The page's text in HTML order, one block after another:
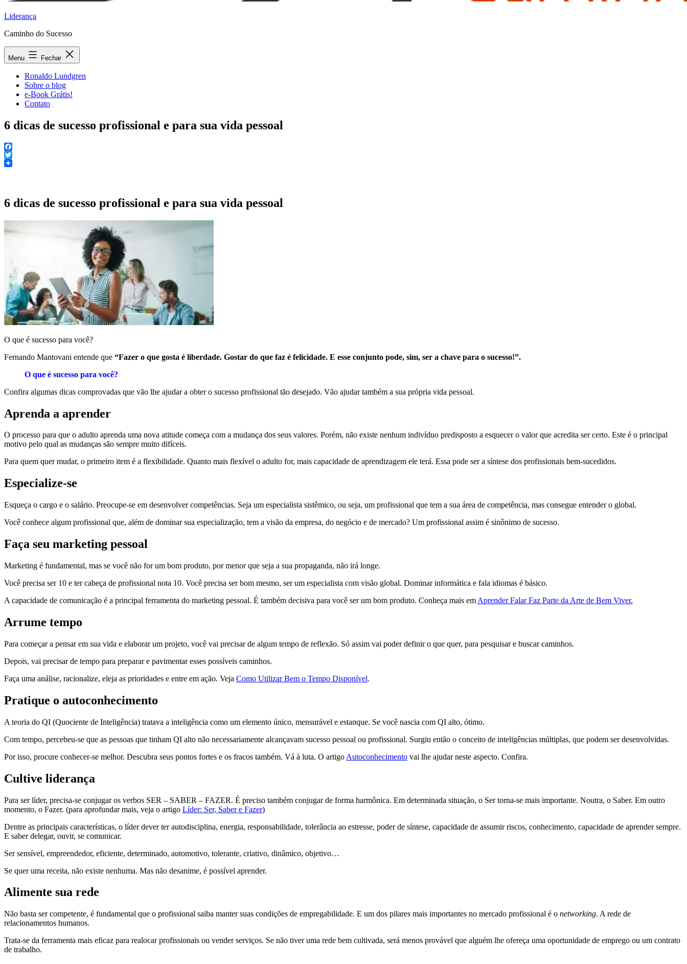
Liderança
Caminho do Sucesso
Menu Fechar
Ronaldo Lundgren
Sobre o blog
e-Book Grátis!
Contato
6 dicas de sucesso profissional e para sua vida pessoal
Facebook
Twitter
6 dicas de sucesso profissional e para sua vida pessoal
O que é sucesso para você?
Fernando Mantovani entende que “Fazer o que gosta é liberdade. Gostar do que faz é felicidade. E esse conjunto pode, sim, ser a chave para o sucesso!”.
O que é sucesso para você?
Confira algumas dicas comprovadas que vão lhe ajudar a obter o sucesso profissional tão desejado. Vão ajudar também a sua própria vida pessoal.
Aprenda a aprender
O processo para que o adulto aprenda uma nova atitude começa com a mudança dos seus valores. Porém, não existe nenhum indivíduo predisposto a esquecer o valor que acredita ser certo. Este é o principal
motivo pelo qual as mudanças são sempre muito difíceis.
Para quem quer mudar, o primeiro item é a flexibilidade. Quanto mais flexível o adulto for, mais capacidade de aprendizagem ele terá. Essa pode ser a síntese dos profissionais bem-sucedidos.
Especialize-se
Esqueça o cargo e o salário. Preocupe-se em desenvolver competências. Seja um especialista sistêmico, ou seja, um profissional que tem a sua área de competência, mas consegue entender o global.
Você conhece algum profissional que, além de dominar sua especialização, tem a visão da empresa, do negócio e de mercado? Um profissional assim é sinônimo de sucesso.
Faça seu marketing pessoal
Marketing é fundamental, mas se você não for um bom produto, por menor que seja a sua propaganda, não irá longe.
Você precisa ser 10 e ter cabeça de profissional nota 10. Você precisa ser bom mesmo, ser um especialista com visão global. Dominar informática e fala idiomas é básico.
A capacidade de comunicação é a principal ferramenta do marketing pessoal. É também decisiva para você ser um bom produto. Conheça mais em Aprender Falar Faz Parte da Arte de Bem Viver.
Arrume tempo
Para começar a pensar em sua vida e elaborar um projeto, você vai precisar de algum tempo de reflexão. Só assim vai poder definir o que quer, para pesquisar e buscar caminhos.
Depois, vai precisar de tempo para preparar e pavimentar esses possíveis caminhos.
Faça uma análise, racionalize, eleja as prioridades e entre em ação. Veja Como Utilizar Bem o Tempo Disponível.
Pratique o autoconhecimento
A teoria do QI (Quociente de Inteligência) tratava a inteligência como um elemento único, mensurável e estanque. Se você nascia com QI alto, ótimo.
Com tempo, percebeu-se que as pessoas que tinham QI alto não necessariamente alcançavam sucesso pessoal ou profissional. Surgiu então o conceito de inteligências múltiplas, que podem ser desenvolvidas.
Por isso, procure conhecer-se melhor. Descubra seus pontos fortes e os fracos também. Vá à luta. O artigo Autoconhecimento vai lhe ajudar neste aspecto. Confira.
Cultive liderança
Para ser líder, precisa-se conjugar os verbos SER – SABER – FAZER. É preciso também conjugar de forma harmônica. Em determinada situação, o Ser torna-se mais importante. Noutra, o Saber. Em outro
momento, o Fazer. (para aprofundar mais, veja o artigo Líder: Ser, Saber e Fazer)
Dentre as principais características, o líder dever ter autodisciplina, energia, responsabilidade, tolerância ao estresse, poder de síntese, capacidade de assumir riscos, conhecimento, capacidade de aprender sempre.
E saber delegar, ouvir, se comunicar.
Ser sensível, empreendedor, eficiente, determinado, automotivo, tolerante, criativo, dinâmico, objetivo…
Se quer uma receita, não existe nenhuma. Mas não desanime, é possível aprender.
Alimente sua rede
Não basta ser competente, é fundamental que o profissional saiba manter suas condições de empregabilidade. E um dos pilares mais importantes no mercado profissional é o networking. A rede de
relacionamentos humanos.
Trata-se da ferramenta mais eficaz para realocar profissionais ou vender serviços. Se não tiver uma rede bem cultivada, será menos provável que alguém lhe ofereça uma oportunidade de emprego ou um contrato
de trabalho.